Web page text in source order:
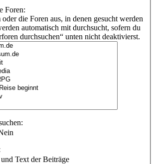
Foren:
die Foren aus, in denen gesucht werden
automatisch mit durchsucht, sofern du
durchsuchen“ unten nicht deaktivierst.
Text der Beiträge